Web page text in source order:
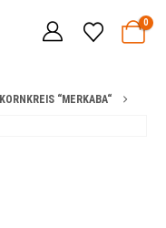
0
KORNKREIS “MERKABA“